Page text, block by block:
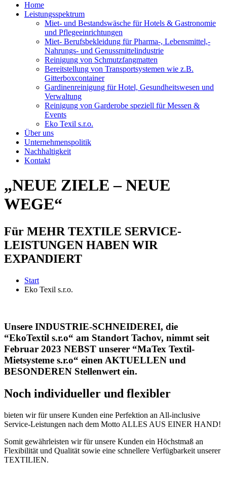
Home
Leistungsspektrum
Miet- und Bestandswäsche für Hotels & Gastronomie
und Pflegeeinrichtungen
Miet- Berufsbekleidung für Pharma-, Lebensmittel,-
Nahrungs- und Genussmittelindustrie
Reinigung von Schmutzfangmatten
Bereitstellung von Transportsystemen wie z.B.
Gitterboxcontainer
Gardinenreinigung für Hotel, Gesundheitswesen und
Verwaltung
Reinigung von Garderobe speziell für Messen &
Events
Eko Texil s.r.o.
Über uns
Unternehmenspolitik
Nachhaltigkeit
Kontakt
„NEUE ZIELE – NEUE
WEGE“
Für MEHR TEXTILE SERVICE-
LEISTUNGEN HABEN WIR
EXPANDIERT
Start
Eko Texil s.r.o.
Unsere INDUSTRIE-SCHNEIDEREI, die
“EkoTextil s.r.o“ am Standort Tachov, nimmt seit
Februar 2023 NEBST unserer “MaTex Textil-
Mietsysteme s.r.o“ einen AKTUELLEN und
BESONDEREN Stellenwert ein.
Noch individueller und flexibler
bieten wir für unsere Kunden eine Perfektion an All-inclusive
Service-Leistungen nach dem Motto ALLES AUS EINER HAND!
Somit gewährleisten wir für unsere Kunden ein Höchstmaß an
Flexibilität und Qualität sowie eine schnellere Verfügbarkeit unserer
TEXTILIEN.